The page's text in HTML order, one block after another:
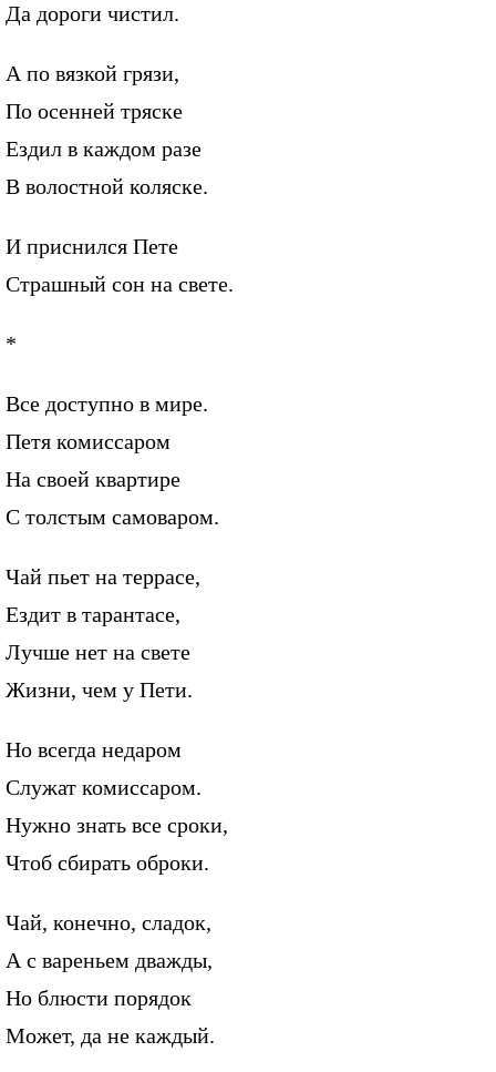
Да дороги чистил.
А по вязкой грязи,
По осенней тряске
Ездил в каждом разе
В волостной коляске.
И приснился Пете
Страшный сон на свете.
*
Все доступно в мире.
Петя комиссаром
На своей квартире
С толстым самоваром.
Чай пьет на террасе,
Ездит в тарантасе,
Лучше нет на свете
Жизни, чем у Пети.
Но всегда недаром
Служат комиссаром.
Нужно знать все сроки,
Чтоб сбирать оброки.
Чай, конечно, сладок,
А с вареньем дважды,
Но блюсти порядок
Может, да не каждый.